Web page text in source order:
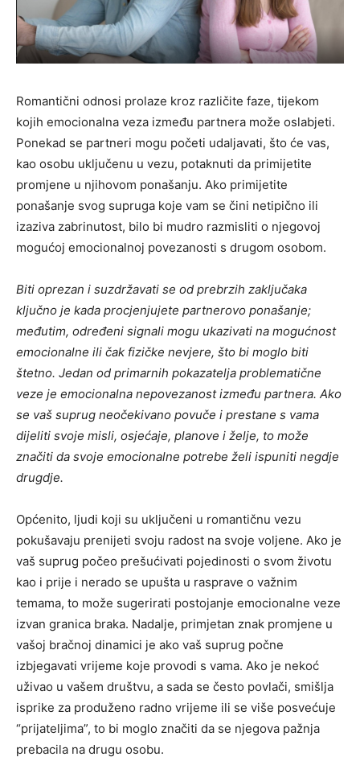
Romantični odnosi prolaze kroz različite faze, tijekom
kojih emocionalna veza između partnera može oslabjeti.
Ponekad se partneri mogu početi udaljavati, što će vas,
kao osobu uključenu u vezu, potaknuti da primijetite
promjene u njihovom ponašanju. Ako primijetite
ponašanje svog supruga koje vam se čini netipično ili
izaziva zabrinutost, bilo bi mudro razmisliti o njegovoj
mogućoj emocionalnoj povezanosti s drugom osobom.
Biti oprezan i suzdržavati se od prebrzih zaključaka
ključno je kada procjenjujete partnerovo ponašanje;
međutim, određeni signali mogu ukazivati ​​na mogućnost
emocionalne ili čak fizičke nevjere, što bi moglo biti
štetno. Jedan od primarnih pokazatelja problematične
veze je emocionalna nepovezanost između partnera. Ako
se vaš suprug neočekivano povuče i prestane s vama
dijeliti svoje misli, osjećaje, planove i želje, to može
značiti da svoje emocionalne potrebe želi ispuniti negdje
drugdje.
Općenito, ljudi koji su uključeni u romantičnu vezu
pokušavaju prenijeti svoju radost na svoje voljene. Ako je
vaš suprug počeo prešućivati ​​pojedinosti o svom životu
kao i prije i nerado se upušta u rasprave o važnim
temama, to može sugerirati postojanje emocionalne veze
izvan granica braka. Nadalje, primjetan znak promjene u
vašoj bračnoj dinamici je ako vaš suprug počne
izbjegavati vrijeme koje provodi s vama. Ako je nekoć
uživao u vašem društvu, a sada se često povlači, smišlja
isprike za produženo radno vrijeme ili se više posvećuje
“prijateljima”, to bi moglo značiti da se njegova pažnja
prebacila na drugu osobu.